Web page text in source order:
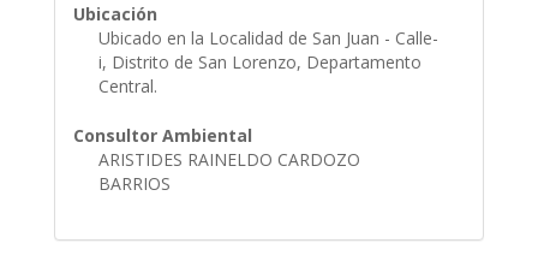
Ubicación
Ubicado en la Localidad de San Juan - Calle-
i, Distrito de San Lorenzo, Departamento
Central.
Consultor Ambiental
ARISTIDES RAINELDO CARDOZO
BARRIOS